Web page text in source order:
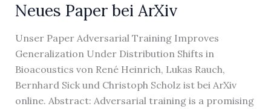
Neues Paper bei ArXiv
Unser Paper Adversarial Training Improves
Generalization Under Distribution Shifts in
Bioacoustics von René Heinrich, Lukas Rauch,
Bernhard Sick und Christoph Scholz ist bei ArXiv
online. Abstract: Adversarial training is a promising